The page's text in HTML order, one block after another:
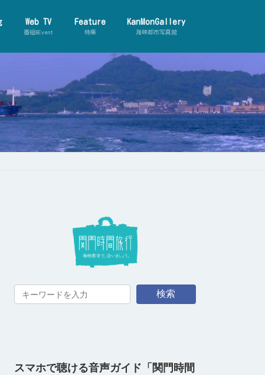
Web TV
番組&Event
ダイジェスト】ゲストとのテ
再編集版
Feature
特集
【動画ダイジェスト】世界の海峡都
市
【動画ダイジェスト】 関門人物伝
【動画ダイジェスト】カンモナイト
研究所
KanMonGallery
海峡都市写真館
検索
スマホで聴ける音声ガイド「関門時間